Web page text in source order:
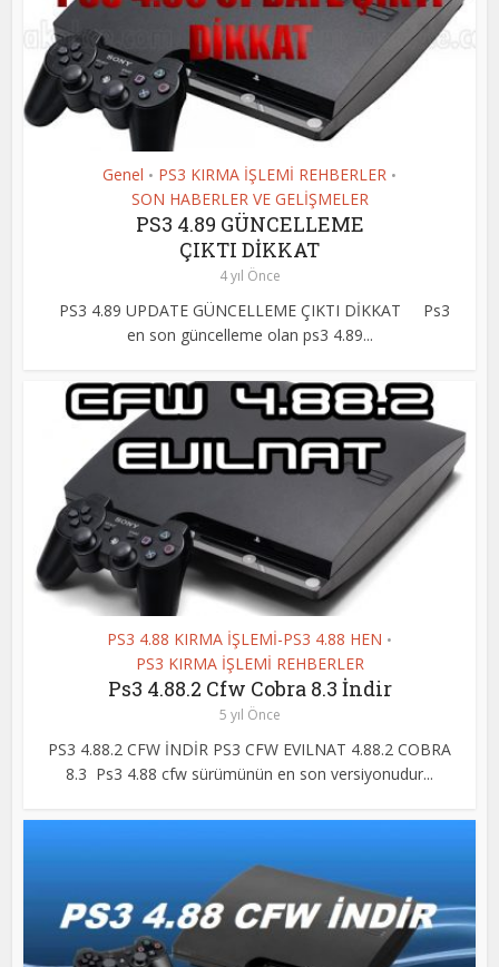
Genel • PS3 KIRMA İŞLEMİ REHBERLER •
SON HABERLER VE GELİŞMELER
PS3 4.89 GÜNCELLEME
ÇIKTI DİKKAT
4 yıl Önce
PS3 4.89 UPDATE GÜNCELLEME ÇIKTI DİKKAT Ps3
en son güncelleme olan ps3 4.89...
PS3 4.88 KIRMA İŞLEMİ-PS3 4.88 HEN •
PS3 KIRMA İŞLEMİ REHBERLER
Ps3 4.88.2 Cfw Cobra 8.3 İndir
5 yıl Önce
PS3 4.88.2 CFW İNDİR PS3 CFW EVILNAT 4.88.2 COBRA
8.3 Ps3 4.88 cfw sürümünün en son versiyonudur...